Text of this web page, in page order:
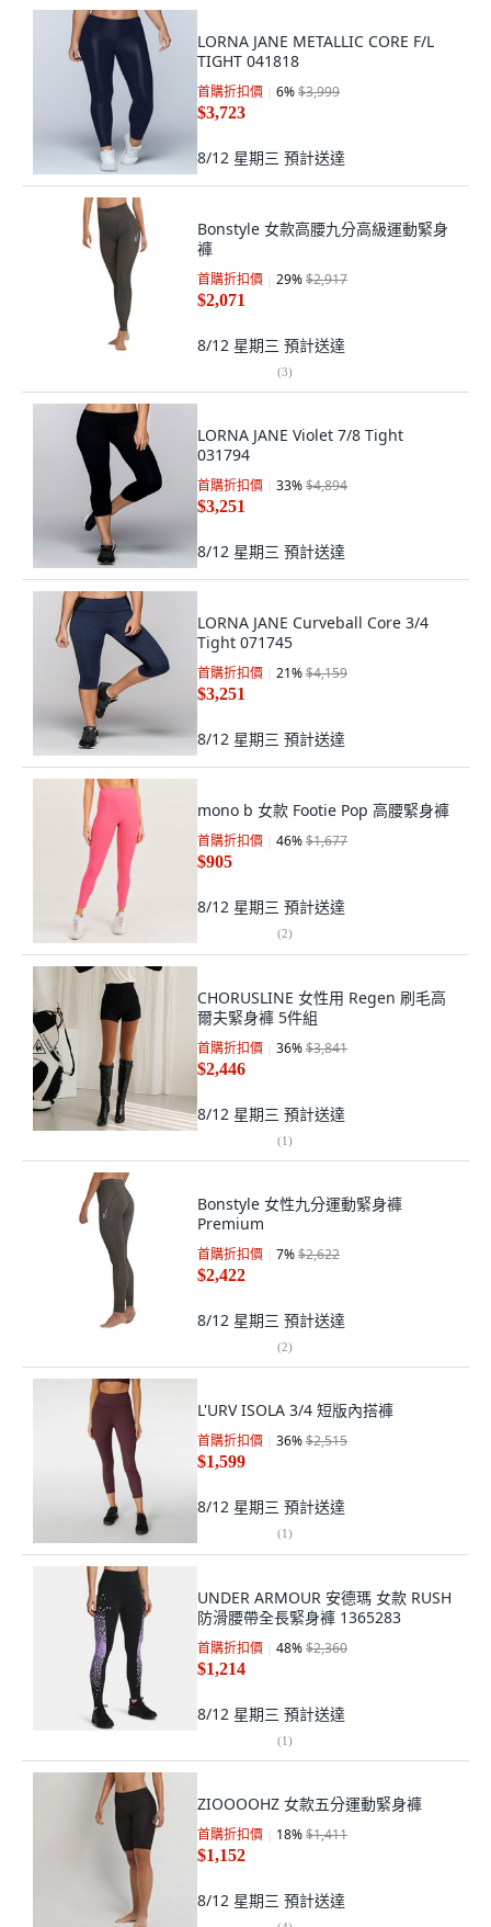
LORNA JANE METALLIC CORE F/L
TIGHT 041818
首購折扣價 6%$3,999
$3,723
8/12 星期三 預計送達
Bonstyle 女款高腰九分高級運動緊身
褲
首購折扣價 29%$2,917
$2,071
8/12 星期三 預計送達
(3)
LORNA JANE Violet 7/8 Tight
031794
首購折扣價 33%$4,894
$3,251
8/12 星期三 預計送達
LORNA JANE Curveball Core 3/4
Tight 071745
首購折扣價 21%$4,159
$3,251
8/12 星期三 預計送達
mono b 女款 Footie Pop 高腰緊身褲
首購折扣價 46%$1,677
$905
8/12 星期三 預計送達
(2)
CHORUSLINE 女性用 Regen 刷毛高
爾夫緊身褲 5件組
首購折扣價 36%$3,841
$2,446
8/12 星期三 預計送達
(1)
Bonstyle 女性九分運動緊身褲
Premium
首購折扣價 7%$2,622
$2,422
8/12 星期三 預計送達
(2)
L'URV ISOLA 3/4 短版內搭褲
首購折扣價 36%$2,515
$1,599
8/12 星期三 預計送達
(1)
UNDER ARMOUR 安德瑪 女款 RUSH
防滑腰帶全長緊身褲 1365283
首購折扣價 48%$2,360
$1,214
8/12 星期三 預計送達
(1)
ZIOOOOHZ 女款五分運動緊身褲
首購折扣價 18%$1,411
$1,152
8/12 星期三 預計送達